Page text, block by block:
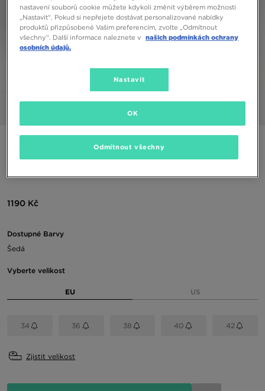
JUICY COUTURE KALHOTY DMNT LOGO VLR
1190 Kč
Dostupné Barvy
Šedá
Vyberte velikost
EU US
34 36 38 40 42
Zjistit velikost
nastavení souborů cookie můžete kdykoli změnit výběrem možnosti
„Nastavit“. Pokud si nepřejete dostávat personalizované nabídky
produktů přizpůsobené Vašim preferencím, zvolte „Odmítnout
všechny“. Další informace naleznete v našich podmínkách ochrany
osobních údajů.
Nastavit
Odmítnout všechny
OK